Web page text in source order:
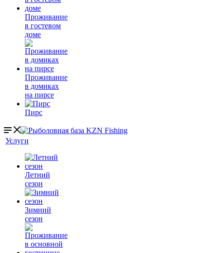
Проживание
в гостевом
доме
Проживание
в домиках
на пирсе
Пирс
Услуги
Летний
сезон
Зимний
сезон